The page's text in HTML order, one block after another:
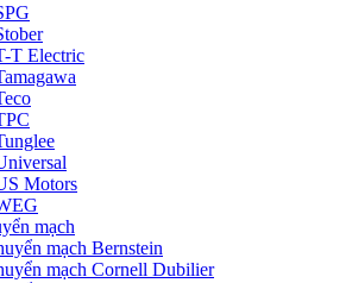
T Electric
Motors
mạch
mạch Bernstein
mạch Cornell Dubilier